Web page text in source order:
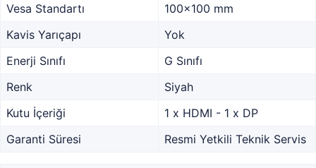
Vesa Standartı
100x100 mm
Kavis Yarıçapı
Yok
Enerji Sınıfı
G Sınıfı
Renk
Siyah
Kutu İçeriği
1 x HDMI - 1 x DP
Garanti Süresi
Resmi Yetkili Teknik Servis